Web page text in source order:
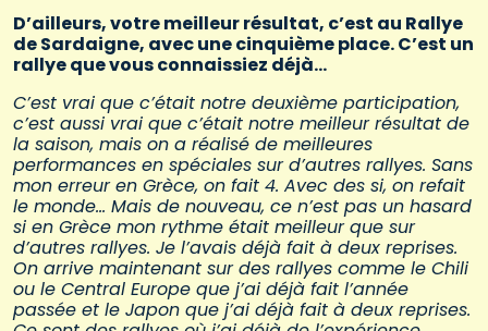
D’ailleurs, votre meilleur résultat, c’est au Rallye
de Sardaigne, avec une cinquième place. C’est un
rallye que vous connaissiez déjà…
C’est vrai que c’était notre deuxième participation,
c’est aussi vrai que c’était notre meilleur résultat de
la saison, mais on a réalisé de meilleures
performances en spéciales sur d’autres rallyes. Sans
mon erreur en Grèce, on fait 4. Avec des si, on refait
le monde… Mais de nouveau, ce n’est pas un hasard
si en Grèce mon rythme était meilleur que sur
d’autres rallyes. Je l’avais déjà fait à deux reprises.
On arrive maintenant sur des rallyes comme le Chili
ou le Central Europe que j’ai déjà fait l’année
passée et le Japon que j’ai déjà fait à deux reprises.